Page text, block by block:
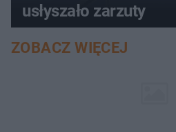
usłyszało zarzuty
ZOBACZ WIĘCEJ